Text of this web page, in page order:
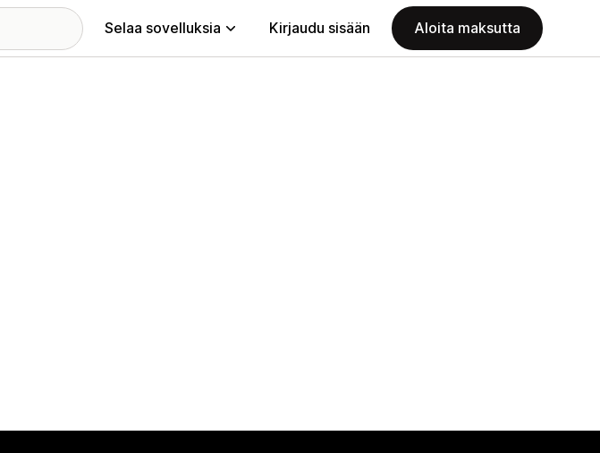
Selaa sovelluksia Kirjaudu sisään Aloita maksutta